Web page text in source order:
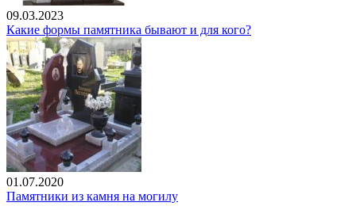
09.03.2023
Какие формы памятника бывают и для кого?
01.07.2020
Памятники из камня на могилу